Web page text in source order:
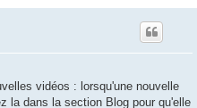
vidéos : lorsqu'une nouvelle
la dans la section Blog pour qu'elle